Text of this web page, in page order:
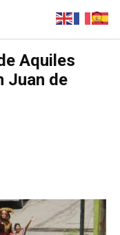
Aquiles
Juan de